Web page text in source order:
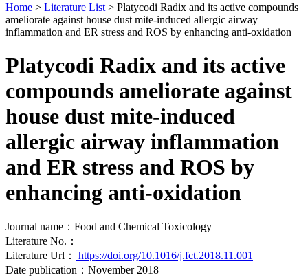
Home > Literature List > Platycodi Radix and its active compounds
ameliorate against house dust mite-induced allergic airway
inflammation and ER stress and ROS by enhancing anti-oxidation
Platycodi Radix and its active
compounds ameliorate against
house dust mite-induced
allergic airway inflammation
and ER stress and ROS by
enhancing anti-oxidation
Journal name：Food and Chemical Toxicology
Literature No.：
Literature Url：
https://doi.org/10.1016/j.fct.2018.11.001
Date publication：November 2018